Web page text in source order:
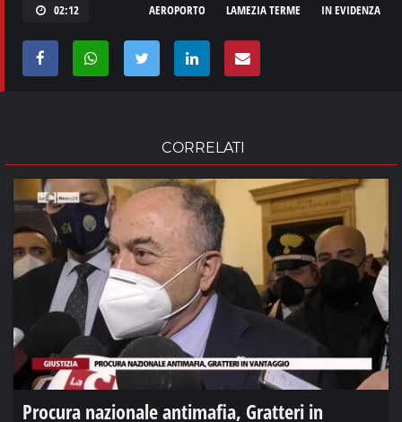
02:12 IN EVIDENZA
LAMEZIA TERME
AEROPORTO
CORRELATI
Procura nazionale antimafia, Gratteri in